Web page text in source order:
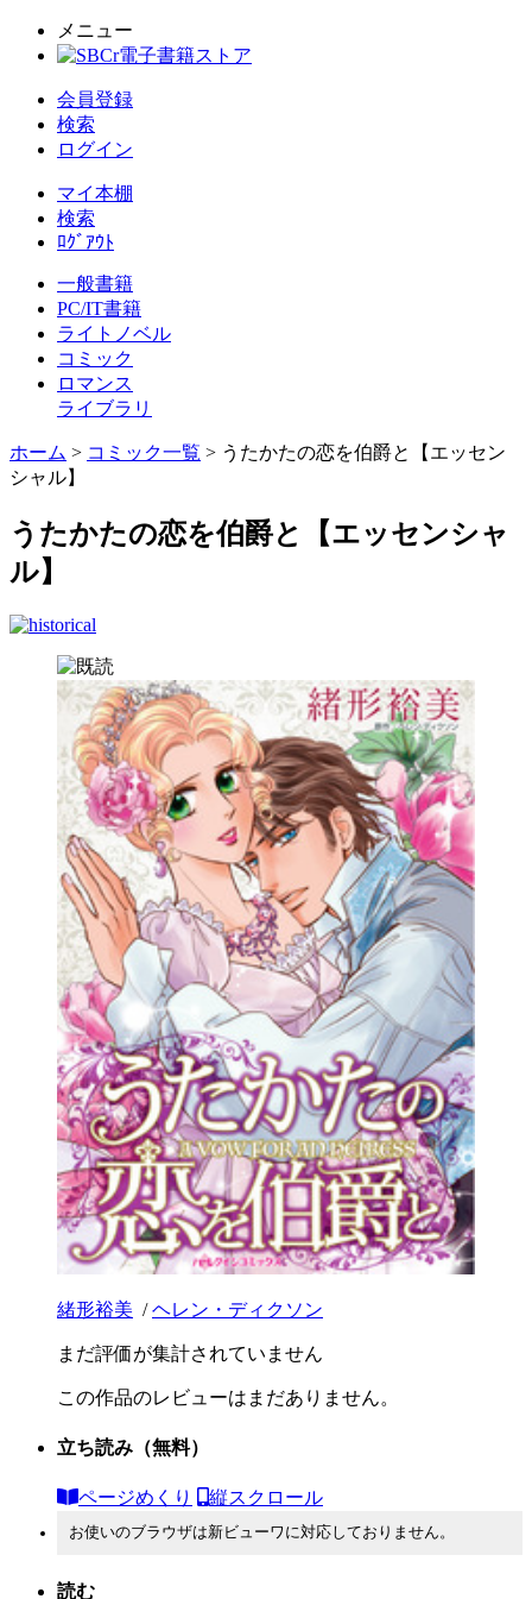
メニュー
会員登録
検索
ログイン
マイ本棚
検索
ﾛｸﾞｱｳﾄ
一般書籍
PC/IT書籍
ライトノベル
コミック
ロマンス
ライブラリ
ホーム > コミック一覧 > うたかたの恋を伯爵と【エッセン
シャル】
うたかたの恋を伯爵と【エッセンシャ
ル】
緒形裕美 /ヘレン・ディクソン
まだ評価が集計されていません
この作品のレビューはまだありません。
立ち読み （無料）
ページめくり 縦スクロール
お使いのブラウザは新ビューワに対応しておりません。
読む